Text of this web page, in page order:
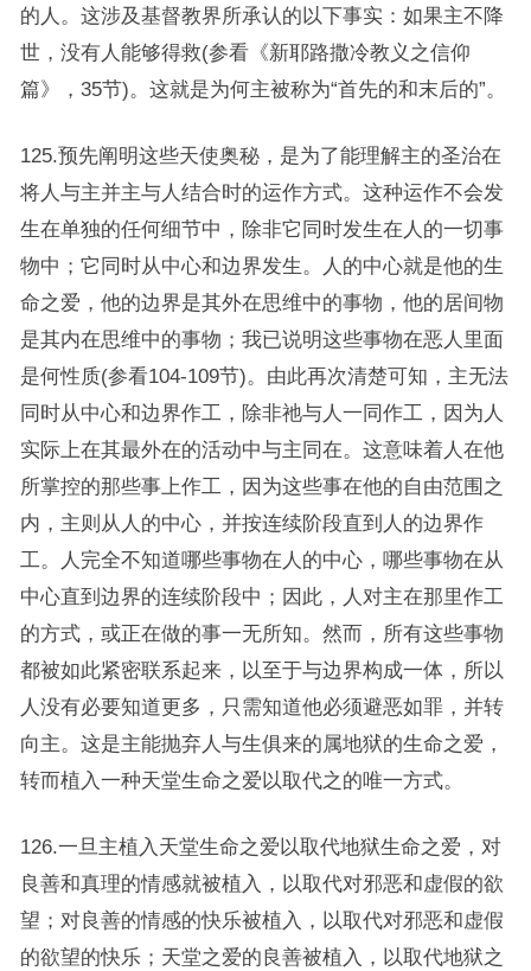
的人。这涉及基督教界所承认的以下事实：如果主不降
世，没有人能够得救(参看《新耶路撒冷教义之信仰
篇》，35节)。这就是为何主被称为“首先的和末后的”。
125.预先阐明这些天使奥秘，是为了能理解主的圣治在
将人与主并主与人结合时的运作方式。这种运作不会发
生在单独的任何细节中，除非它同时发生在人的一切事
物中；它同时从中心和边界发生。人的中心就是他的生
命之爱，他的边界是其外在思维中的事物，他的居间物
是其内在思维中的事物；我已说明这些事物在恶人里面
是何性质(参看104-109节)。由此再次清楚可知，主无法
同时从中心和边界作工，除非祂与人一同作工，因为人
实际上在其最外在的活动中与主同在。这意味着人在他
所掌控的那些事上作工，因为这些事在他的自由范围之
内，主则从人的中心，并按连续阶段直到人的边界作
工。人完全不知道哪些事物在人的中心，哪些事物在从
中心直到边界的连续阶段中；因此，人对主在那里作工
的方式，或正在做的事一无所知。然而，所有这些事物
都被如此紧密联系起来，以至于与边界构成一体，所以
人没有必要知道更多，只需知道他必须避恶如罪，并转
向主。这是主能抛弃人与生俱来的属地狱的生命之爱，
转而植入一种天堂生命之爱以取代之的唯一方式。
126.一旦主植入天堂生命之爱以取代地狱生命之爱，对
良善和真理的情感就被植入，以取代对邪恶和虚假的欲
望；对良善的情感的快乐被植入，以取代对邪恶和虚假
的欲望的快乐；天堂之爱的良善被植入，以取代地狱之